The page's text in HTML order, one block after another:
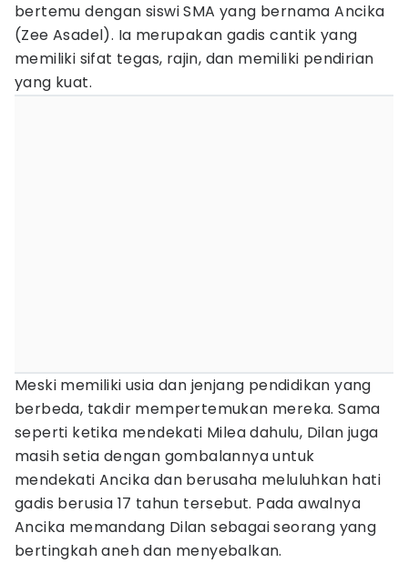
bertemu dengan siswi SMA yang bernama Ancika
(Zee Asadel). Ia merupakan gadis cantik yang
memiliki sifat tegas, rajin, dan memiliki pendirian
yang kuat.
Meski memiliki usia dan jenjang pendidikan yang
berbeda, takdir mempertemukan mereka. Sama
seperti ketika mendekati Milea dahulu, Dilan juga
masih setia dengan gombalannya untuk
mendekati Ancika dan berusaha meluluhkan hati
gadis berusia 17 tahun tersebut. Pada awalnya
Ancika memandang Dilan sebagai seorang yang
bertingkah aneh dan menyebalkan.